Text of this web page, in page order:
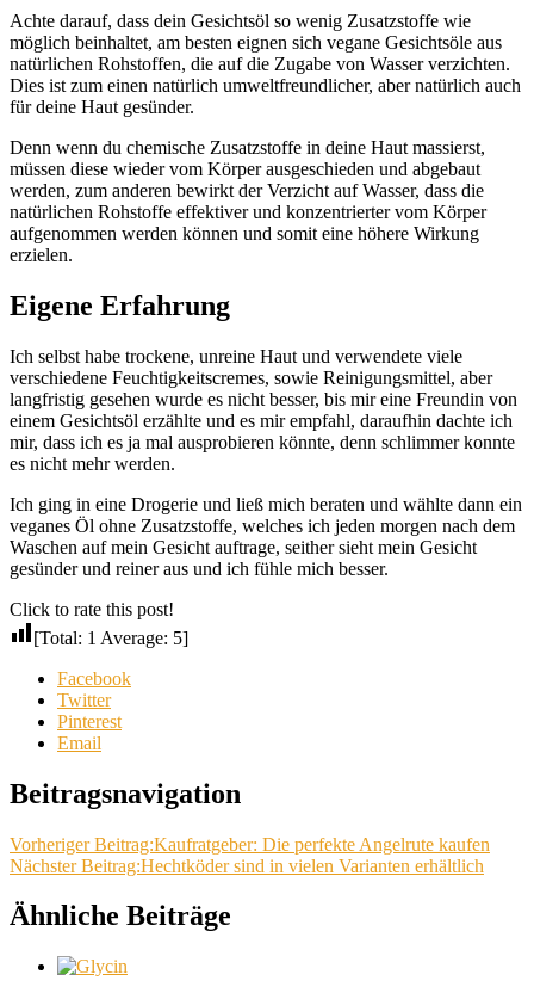
Achte darauf, dass dein Gesichtsöl so wenig Zusatzstoffe wie
möglich beinhaltet, am besten eignen sich vegane Gesichtsöle aus
natürlichen Rohstoffen, die auf die Zugabe von Wasser verzichten.
Dies ist zum einen natürlich umweltfreundlicher, aber natürlich auch
für deine Haut gesünder.
Denn wenn du chemische Zusatzstoffe in deine Haut massierst,
müssen diese wieder vom Körper ausgeschieden und abgebaut
werden, zum anderen bewirkt der Verzicht auf Wasser, dass die
natürlichen Rohstoffe effektiver und konzentrierter vom Körper
aufgenommen werden können und somit eine höhere Wirkung
erzielen.
Eigene Erfahrung
Ich selbst habe trockene, unreine Haut und verwendete viele
verschiedene Feuchtigkeitscremes, sowie Reinigungsmittel, aber
langfristig gesehen wurde es nicht besser, bis mir eine Freundin von
einem Gesichtsöl erzählte und es mir empfahl, daraufhin dachte ich
mir, dass ich es ja mal ausprobieren könnte, denn schlimmer konnte
es nicht mehr werden.
Ich ging in eine Drogerie und ließ mich beraten und wählte dann ein
veganes Öl ohne Zusatzstoffe, welches ich jeden morgen nach dem
Waschen auf mein Gesicht auftrage, seither sieht mein Gesicht
gesünder und reiner aus und ich fühle mich besser.
Click to rate this post!
[Total: 1 Average: 5]
Facebook
Twitter
Pinterest
Email
Beitragsnavigation
Vorheriger Beitrag:Kaufratgeber: Die perfekte Angelrute kaufen
Nächster Beitrag:Hechtköder sind in vielen Varianten erhältlich
Ähnliche Beiträge